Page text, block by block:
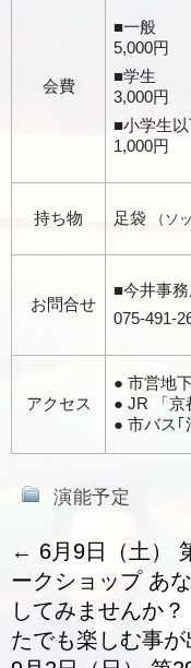
会費
■一般
5,000円
■学生
3,000円
■小学生
1,000円
持ち物 足袋 （ソ
お問合せ
■今井事
075-491-
アクセス
● 市営地
● JR 「京
● 市バス｢
演能予定
← 6月9日（土）
ークショップ あ
してみませんか
たでも楽しむ事が